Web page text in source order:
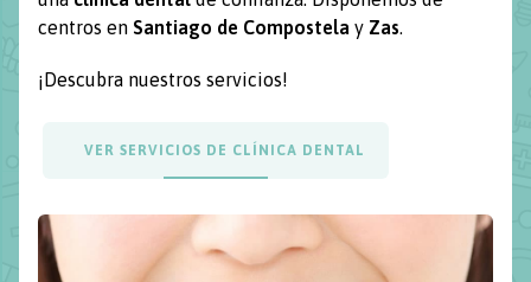
¡Descubra nuestros servicios!